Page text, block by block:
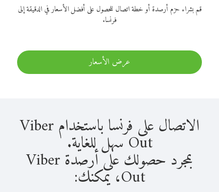
قم بشراء حزم أرصدة أو خطة اتصال للحصول على أفضل الأسعار في الدقيقة إلى
فرنسا.
عرض الأسعار
الاتصال على فرنسا باستخدام Viber
Out سهل للغاية.
بمجرد حصولك على أرصدة Viber
Out، يمكنك: